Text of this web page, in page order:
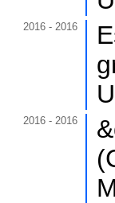
2016 - 2016
2016 - 2016